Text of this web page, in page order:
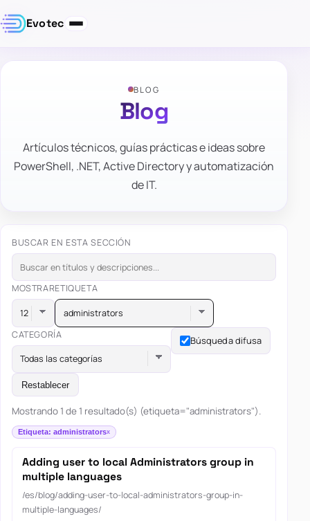
Evotec
BLOG
Blog
Artículos técnicos, guías prácticas e ideas sobre
PowerShell, .NET, Active Directory y automatización
de IT.
BUSCAR EN ESTA SECCIÓN
MOSTRARETIQUETA
administrators
CATEGORÍA
Todas las categorías
Búsqueda difusa
Restablecer
Mostrando 1 de 1 resultado(s) (etiqueta="administrators").
Etiqueta: administrators
Adding user to local Administrators group in
multiple languages
/es/blog/adding-user-to-local-administrators-group-in-
multiple-languages/